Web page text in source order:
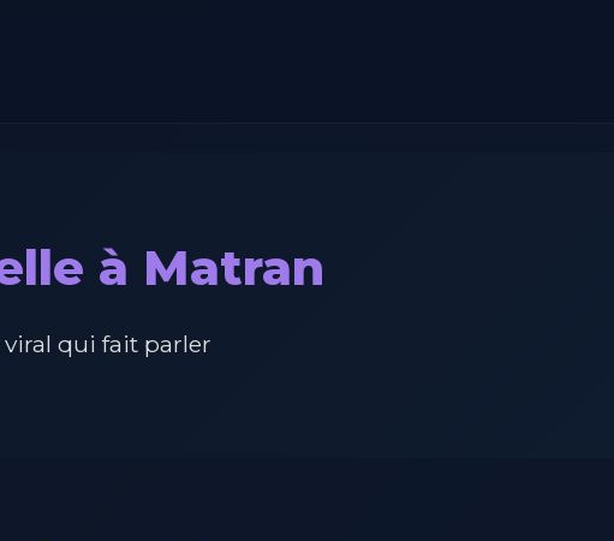
à Matran
qui fait parler